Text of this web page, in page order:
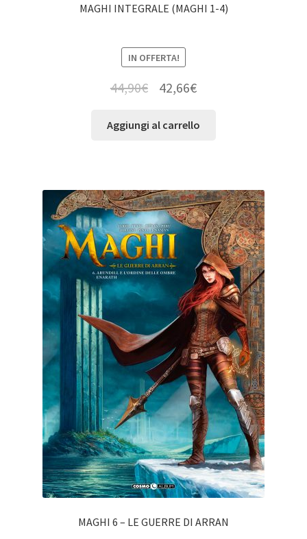
MAGHI INTEGRALE (MAGHI 1-4)
IN OFFERTA!
44,90€ 42,66€
Aggiungi al carrello
MAGHI 6 – LE GUERRE DI ARRAN